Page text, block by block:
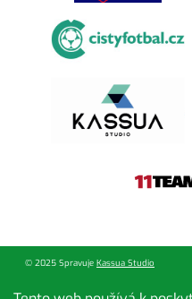
© 2025 Spravuje Kassua Studio